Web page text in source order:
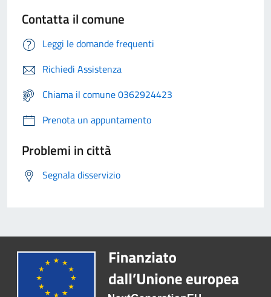
Contatta il comune
Leggi le domande frequenti
Richiedi Assistenza
Chiama il comune 0362924423
Prenota un appuntamento
Problemi in città
Segnala disservizio